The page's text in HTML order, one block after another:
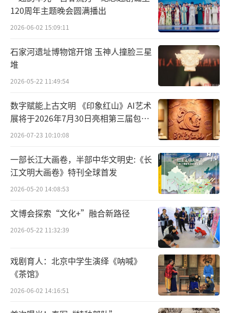
父亲喜欢画画，能弹一手全凤凰独一无二的风
琴。
家里经营的“古椿书屋”，是凤凰非常名
的私塾馆。小时候，黄永玉便听家里太婆
说：“我们家不买田，一块砚田足够了！”
120周年主题晚会圆满播出
2026-06-02 15:09:11
石家河遗址博物馆开馆 玉神人撞脸三星
堆
2026-05-22 11:49:54
数字赋能上古文明 《印象红山》AI艺术
展将于2026年7月30日亮相第三届包头
艺博会
2026-07-23 10:10:08
一部长江大画卷，半部中华文明史:《长
江文明大画卷》特刊全球首发
2026-05-20 14:08:53
文博会探索“文化+”融合新路径
2026-05-22 11:32:39
戏剧育人：北京中学生演绎《呐喊》
《茶馆》
2026-06-02 14:16:51